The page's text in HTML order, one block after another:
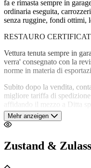
fa e rimasta sempre in
ordinaria eseguita,
senza ruggine, fondi ottimi,
RESTAURO
Vettura tenuta sempre in
verra' consegnato con la
norme in materia di
Subito dopo la vendita,
migliore tariffa di
affidando il mezzo a Ditta
Internazionali con spese a
parti post vendita.
per l'organizzazione del
Spese di documentazione di
Mehr anzeigen
Zustand &